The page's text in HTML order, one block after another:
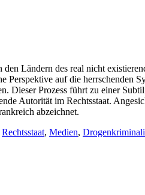
Ländern des real nicht
auf die herrschenden
Dieser Prozess führt zu einer
Autorität im Rechtsstaat.
abzeichnet.
Rechtsstaat, Medien,